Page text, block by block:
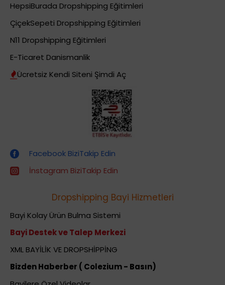
HepsiBurada Dropshipping Eğitimleri
ÇiçekSepeti Dropshipping Eğitimleri
N11 Dropshipping Eğitimleri
E-Ticaret Danismanlik
Ücretsiz Kendi Siteni Şimdi Aç
Facebook BiziTakip Edin
İnstagram BiziTakip Edin
Dropshipping Bayi Hizmetleri
Bayi Kolay Ürün Bulma Sistemi
Bayi Destek ve Talep Merkezi
XML BAYİLİK VE DROPSHİPPİNG
Bizden Haberber ( Colezium - Basın)